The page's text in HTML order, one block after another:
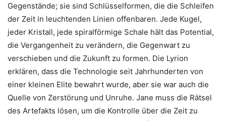
Gegenstände; sie sind Schlüsselformen, die die Schleifen
der Zeit in leuchtenden Linien offenbaren. Jede Kugel,
jeder Kristall, jede spiralförmige Schale hält das Potential,
die Vergangenheit zu verändern, die Gegenwart zu
verschieben und die Zukunft zu formen. Die Lyrion
erklären, dass die Technologie seit Jahrhunderten von
einer kleinen Elite bewahrt wurde, aber sie war auch die
Quelle von Zerstörung und Unruhe. Jane muss die Rätsel
des Artefakts lösen, um die Kontrolle über die Zeit zu